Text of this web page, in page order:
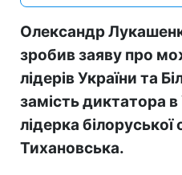
Олександр
зробив заяву про
лідерів України та
замість диктатора в
лідерка білоруської
Тихановська.